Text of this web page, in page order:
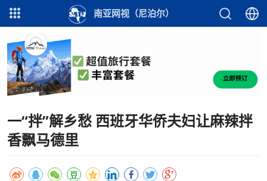
南亚网视（尼泊尔）
一“拌”解乡愁 西班牙华侨夫妇让麻辣拌
香飘马德里